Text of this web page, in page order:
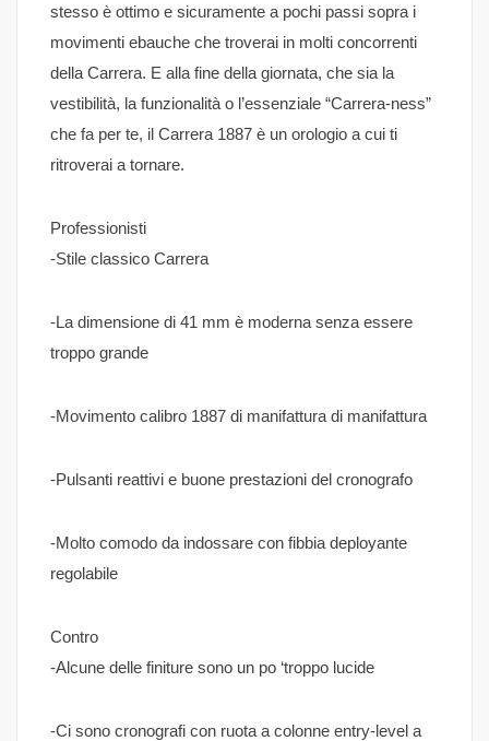
stesso è ottimo e sicuramente a pochi passi sopra i
movimenti ebauche che troverai in molti concorrenti
della Carrera. E alla fine della giornata, che sia la
vestibilità, la funzionalità o l’essenziale “Carrera-ness”
che fa per te, il Carrera 1887 è un orologio a cui ti
ritroverai a tornare.
Professionisti
-Stile classico Carrera
-La dimensione di 41 mm è moderna senza essere
troppo grande
-Movimento calibro 1887 di manifattura di manifattura
-Pulsanti reattivi e buone prestazioni del cronografo
-Molto comodo da indossare con fibbia deployante
regolabile
Contro
-Alcune delle finiture sono un po ‘troppo lucide
-Ci sono cronografi con ruota a colonne entry-level a